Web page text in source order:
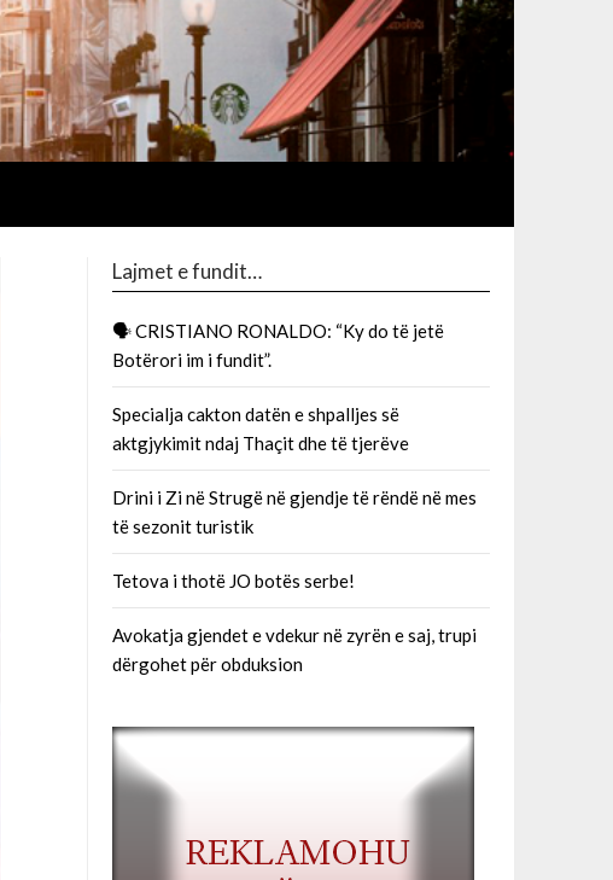
Lajmet e fundit…
🗣 CRISTIANO RONALDO: “Ky do të jetë
Botërori im i fundit”.
Specialja cakton datën e shpalljes së
aktgjykimit ndaj Thaçit dhe të tjerëve
Drini i Zi në Strugë në gjendje të rëndë në mes
të sezonit turistik
Tetova i thotë JO botës serbe!
Avokatja gjendet e vdekur në zyrën e saj, trupi
dërgohet për obduksion